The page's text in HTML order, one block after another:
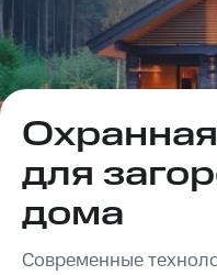
для
дома
Современные